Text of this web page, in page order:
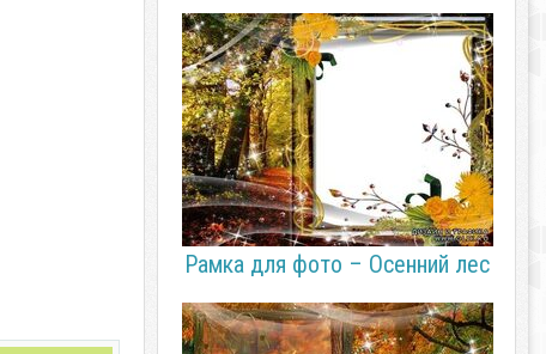
Рамка для фото – Осенний лес